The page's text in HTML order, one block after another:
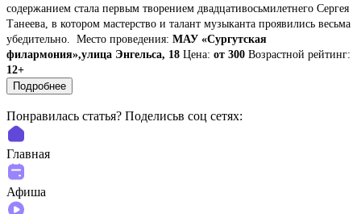
содержанием стала первым творением двадцативосьмилетнего Сергея
Танеева, в котором мастерство и талант музыканта проявились весьма
убедительно.
Место проведения: МАУ «Сургутская
филармония»,улица Энгельса, 18 Цена: от 300 Возрастной рейтинг:
12+
Подробнее
Понравилась статья? Поделиcьв соц сетях:
Главная
Афиша